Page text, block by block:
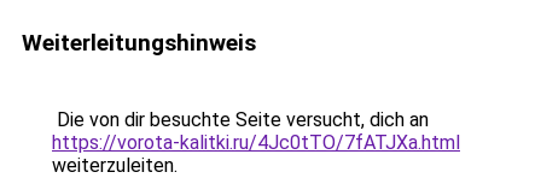
Weiterleitungshinweis
Die von dir besuchte Seite versucht, dich an
https://vorota-kalitki.ru/4Jc0tTO/7fATJXa.html
weiterzuleiten.